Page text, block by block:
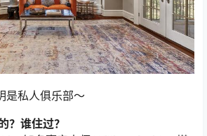
是私人俱乐部～
？谁住过？